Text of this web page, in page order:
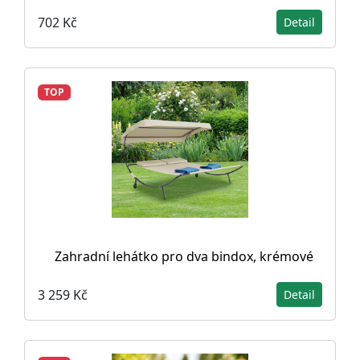
702 Kč Detail
TOP
Zahradní lehátko pro dva bindox, krémové
3 259 Kč Detail